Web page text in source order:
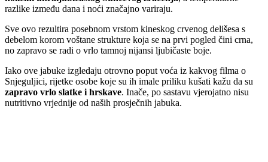
razlike između dana i noći značajno variraju.
Sve ovo rezultira posebnom vrstom kineskog crvenog delišesa s
debelom korom voštane strukture koja se na prvi pogled čini crna,
no zapravo se radi o vrlo tamnoj nijansi ljubičaste boje.
Iako ove jabuke izgledaju otrovno poput voća iz kakvog filma o
Snjeguljici, rijetke osobe koje su ih imale priliku kušati kažu da su
zapravo vrlo slatke i hrskave. Inače, po sastavu vjerojatno nisu
nutritivno vrjednije od naših prosječnih jabuka.